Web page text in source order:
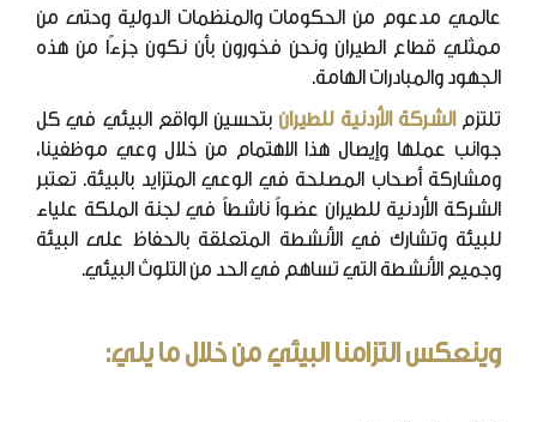
عالمي مدعوم من الحكومات والمنظمات الدولية وحتى من
ممثلي قطاع الطيران ونحن فخورون بأن نكون جزءًا من هذه
الجهود والمبادرات الهامة.
تلتزمالشركة الأردنية للطيران بتحسين الواقع البيئي في كل
جوانب عملها وإيصال هذا الاهتمام من خلال وعي موظفينا،
ومشاركة أصحاب المصلحة في الوعي المتزايد بالبيئة. تعتبر
الشركة الأردنية للطيران عضواً ناشطاً في لجنة الملكة علياء
للبيئة وتشارك في الأنشطة المتعلقة بالحفاظ على البيئة
وجميع الأنشطة التي تساهم في الحد من التلوث البيئي.
وينعكس التزامنا البيئي من خلال ما يلي: